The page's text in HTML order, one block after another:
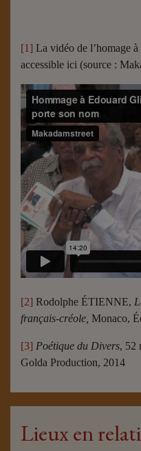
[1] La vidéo de l’homage
accessible ici (source :
[2] Rodolphe ÉTIENNE,
français-créole, Monaco,
[3] Poétique du Divers, 52
Golda Production, 2014
Lieux en